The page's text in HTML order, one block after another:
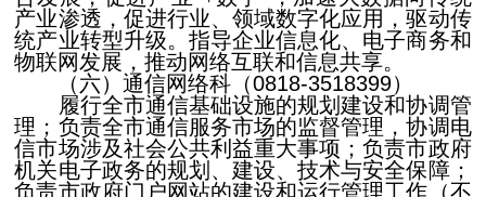
产业渗透，促进行业、领域数字化应用，驱动传
统产业转型升级。指导企业信息化、电子商务和
物联网发展，推动网络互联和信息共享。
（六）通信网络科（0818-3518399）
履行全市通信基础设施的规划建设和协调管
理；负责全市通信服务市场的监督管理，协调电
信市场涉及社会公共利益重大事项；负责市政府
机关电子政务的规划、建设、技术与安全保障；
负责市政府门户网站的建设和运行管理工作（不